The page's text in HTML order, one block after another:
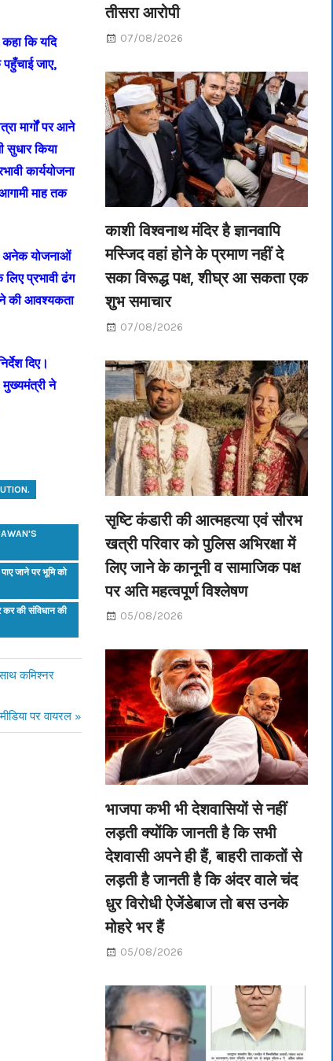
कि यदि
जाए,
मार्गों पर आने
सुधार किया
कार्ययोजना
माह तक
अनेक योजनाओं
प्रभावी ढंग
की आवश्यकता
दिए।
मुख्यमंत्री ने
जाने पर भूमि को
कर की संविधान की
कमिश्नर
पर वायरल
तीसरा आरोपी
07/08/2026
काशी विश्वनाथ मंदिर है ज्ञानवापि
मस्जिद वहां होने के प्रमाण नहीं दे
सका विरूद्ध पक्ष, शीघ्र आ सकता एक
शुभ समाचार
07/08/2026
सृष्टि कंडारी की आत्महत्या एवं सौरभ
खत्री परिवार को पुलिस अभिरक्षा में
लिए जाने के कानूनी व सामाजिक पक्ष
पर अति महत्वपूर्ण विश्लेषण
05/08/2026
भाजपा कभी भी देशवासियों से नहीं
लड़ती क्योंकि जानती है कि सभी
देशवासी अपने ही हैं, बाहरी ताकतों से
लड़ती है जानती है कि अंदर वाले चंद
धुर विरोधी ऐजेंडेबाज तो बस उनके
मोहरे भर हैं
05/08/2026